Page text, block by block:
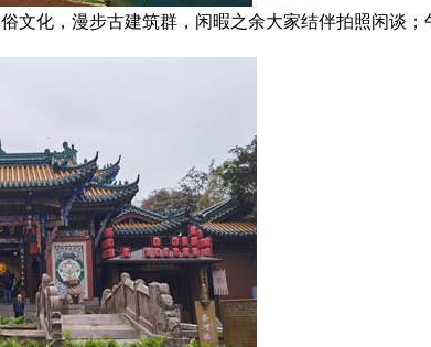
文化，漫步古建筑群，闲暇之余大家结伴拍照闲谈